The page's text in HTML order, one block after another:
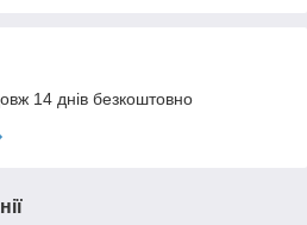
14 днів безкоштовно